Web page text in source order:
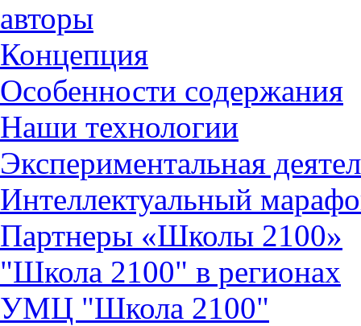
авторы
Концепция
Особенности содержания
Наши технологии
Экспериментальная
Интеллектуальный
Партнеры «Школы 2100»
"Школа 2100" в регионах
УМЦ "Школа 2100"